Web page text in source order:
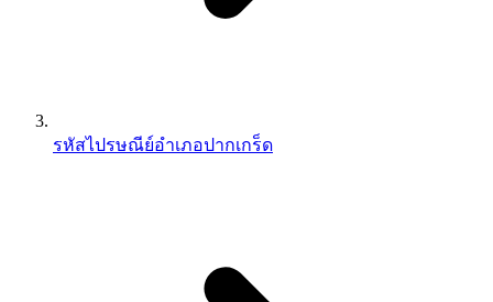
รหัสไปรษณีย์อำเภอปากเกร็ด